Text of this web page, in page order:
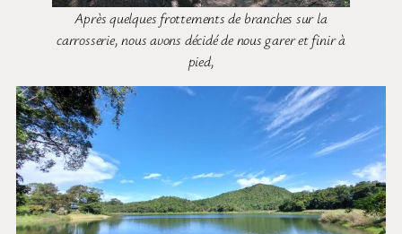
Après quelques frottements de branches sur la
carrosserie, nous avons décidé de nous garer et finir à
pied,